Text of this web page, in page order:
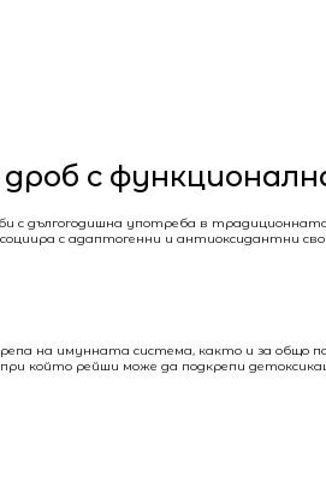
с
с дългогодишна употреба в
с адаптогенни и антиоксидантни
на имунната система, както и за
който рейши може да подкрепи